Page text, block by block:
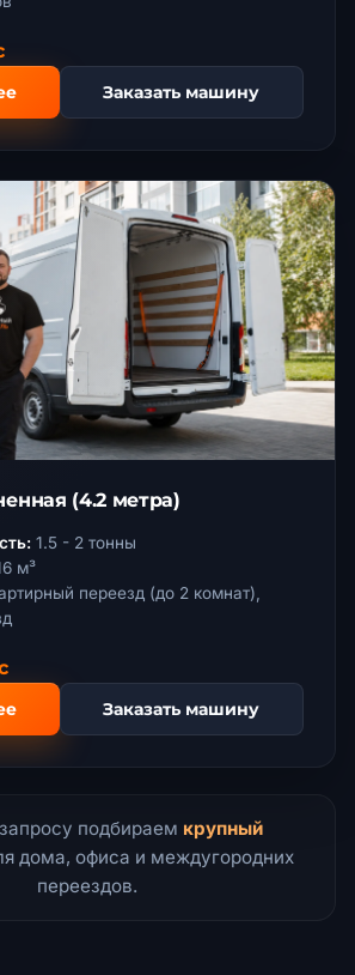
Заказать машину
(4.2 метра)
1.5 - 2 тонны
м³
переезд (до 2 комнат),
Заказать машину
подбираем крупный
дома, офиса и междугородних
переездов.